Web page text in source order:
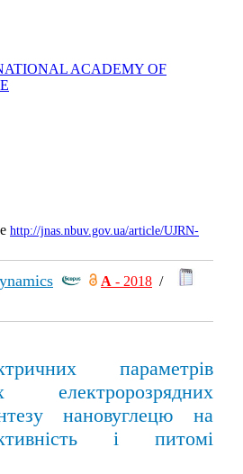
ACADEMY OF
http://jnas.nbuv.gov.ua/article/UJRN-
А - 2018 /
параметрів
електророзрядних
нановуглецю на
і питомі